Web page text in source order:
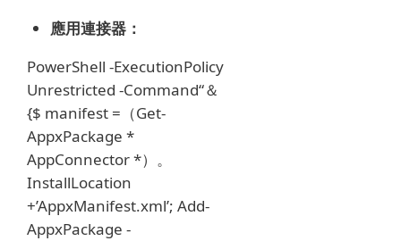
應用連接器：
PowerShell -ExecutionPolicy
Unrestricted -Command“＆
{$ manifest =（Get-
AppxPackage *
AppConnector *）。
InstallLocation
+’AppxManifest.xml’; Add-
AppxPackage -